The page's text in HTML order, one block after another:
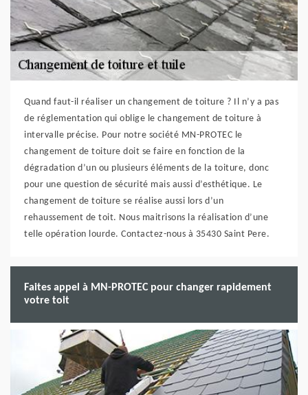
Quand faut-il réaliser un changement de toiture ? Il n’y a pas
de réglementation qui oblige le changement de toiture à
intervalle précise. Pour notre société MN-PROTEC le
changement de toiture doit se faire en fonction de la
dégradation d’un ou plusieurs éléments de la toiture, donc
pour une question de sécurité mais aussi d’esthétique. Le
changement de toiture se réalise aussi lors d’un
rehaussement de toit. Nous maitrisons la réalisation d’une
telle opération lourde. Contactez-nous à 35430 Saint Pere.
Faites appel à MN-PROTEC pour changer rapidement
votre toit